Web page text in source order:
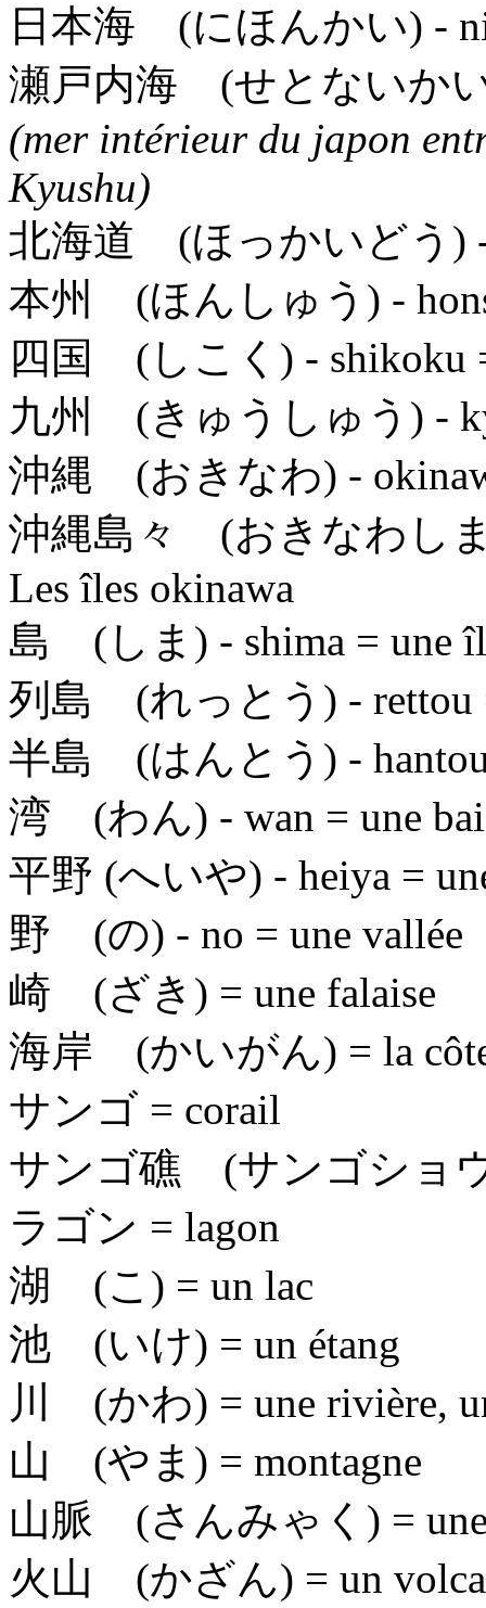
日本海 (にほんかい) -
瀬戸内海 (せとないか
(mer intérieur du japon
Kyushu)
北海道 (ほっかいどう)
本州 (ほんしゅう) -
四国 (しこく) - shikoku
九州 (きゅうしゅう) -
沖縄 (おきなわ) -
沖縄島々 (おきなわし
Les îles okinawa
島 (しま) - shima = une
列島 (れっとう) - rettou
半島 (はんとう) -
湾 (わん) - wan = une
平野 (へいや) - heiya =
野 (の) - no = une vallée
崎 (ざき) = une falaise
海岸 (かいがん) = la
サンゴ = corail
サンゴ礁 (サンゴショ
ラゴン = lagon
湖 (こ) = un lac
池 (いけ) = un étang
川 (かわ) = une rivière,
山 (やま) = montagne
山脈 (さんみゃく) =
火山 (かざん) = un